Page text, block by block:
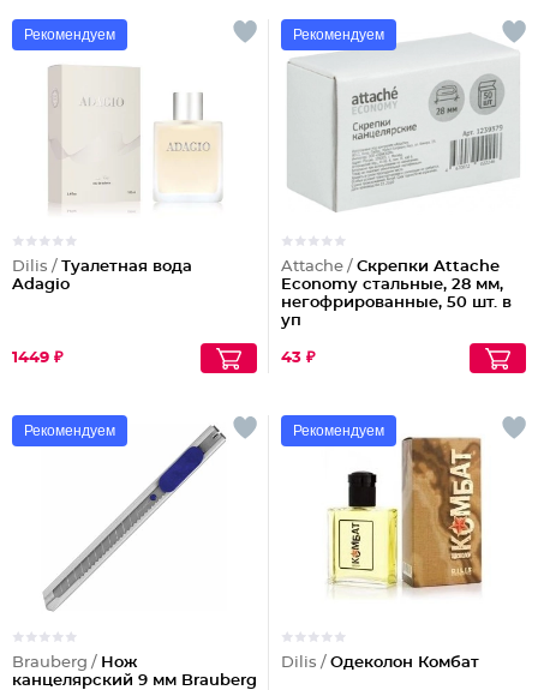
Рекомендуем
Dilis / Туалетная вода
Adagio
1449 ₽
Рекомендуем
Attache / Скрепки Attache
Economy стальные, 28 мм,
негофрированные, 50 шт. в
уп
43 ₽
Рекомендуем
Brauberg / Нож
канцелярский 9 мм Brauberg
Рекомендуем
Dilis / Одеколон Комбат